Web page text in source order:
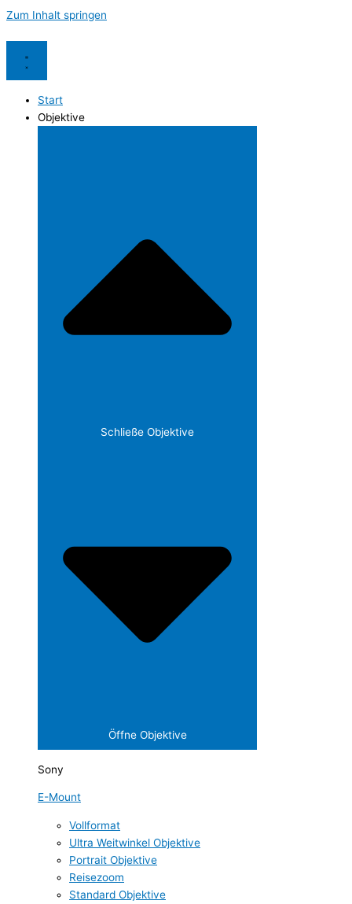
Zum Inhalt springen
Start
Objektive
Schließe Objektive
Öffne Objektive
Sony
E-Mount
Vollformat
Ultra Weitwinkel Objektive
Portrait Objektive
Reisezoom
Standard Objektive